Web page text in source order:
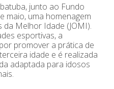
junto ao Fundo
maio, uma homenagem
Melhor Idade (JOMI).
esportivas, a
promover a prática de
idade e é realizada
adaptada para idosos